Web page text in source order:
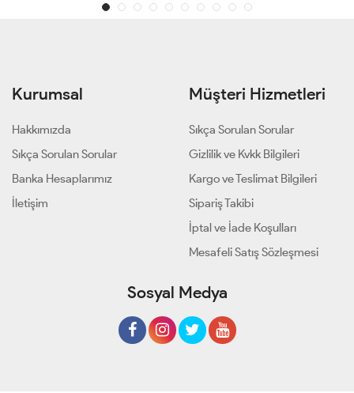
Kurumsal
Hakkımızda
Sıkça Sorulan Sorular
Banka Hesaplarımız
İletişim
Müşteri Hizmetleri
Sıkça Sorulan Sorular
Gizlilik ve Kvkk Bilgileri
Kargo ve Teslimat Bilgileri
Sipariş Takibi
İptal ve İade Koşulları
Mesafeli Satış Sözleşmesi
Sosyal Medya